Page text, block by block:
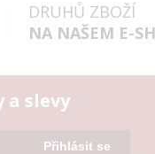
DRUHŮ ZBOŽÍ
NA NAŠEM E-
a slevy
Přihlásit se